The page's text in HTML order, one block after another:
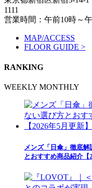
1111
営業時間：午前10時～
MAP/ACCESS
FLOOR GUIDE >
RANKING
WEEKLY MONTHLY
メンズ「日傘」徹底
とおすすめ商品紹介【